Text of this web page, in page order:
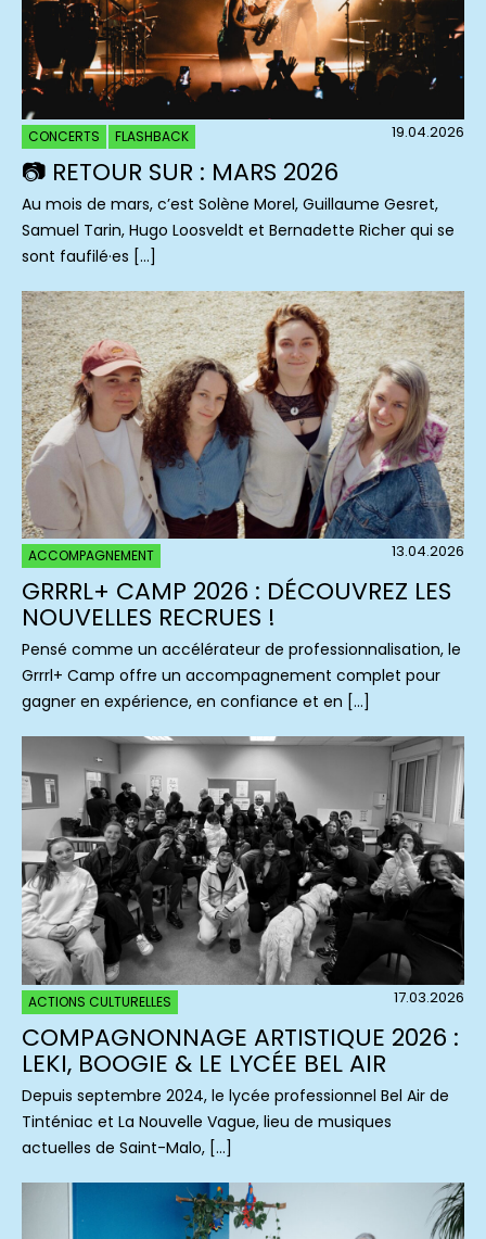
CONCERTS FLASHBACK 19.04.2026
📷 RETOUR SUR : MARS 2026
Au mois de mars, c’est Solène Morel, Guillaume Gesret,
Samuel Tarin, Hugo Loosveldt et Bernadette Richer qui se
sont faufilé·es […]
ACCOMPAGNEMENT 13.04.2026
GRRRL+ CAMP 2026 : DÉCOUVREZ LES
NOUVELLES RECRUES !
Pensé comme un accélérateur de professionnalisation, le
Grrrl+ Camp offre un accompagnement complet pour
gagner en expérience, en confiance et en […]
ACTIONS CULTURELLES 17.03.2026
COMPAGNONNAGE ARTISTIQUE 2026 :
LEKI, BOOGIE & LE LYCÉE BEL AIR
Depuis septembre 2024, le lycée professionnel Bel Air de
Tinténiac et La Nouvelle Vague, lieu de musiques
actuelles de Saint-Malo, […]